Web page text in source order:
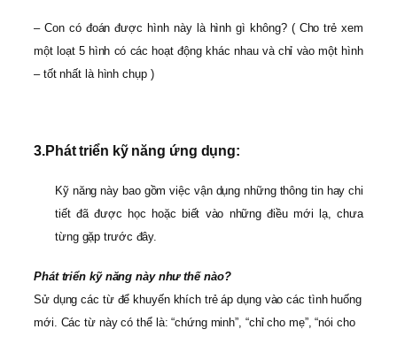
– Con có đoán được hình này là hình gì không? ( Cho trẻ xem
một loạt 5 hình có các hoạt động khác nhau và chỉ vào một hình
– tốt nhất là hình chụp )
3.Phát triển kỹ năng ứng dụng:
Kỹ năng này bao gồm việc vận dụng những thông tin hay chi
tiết đã được học hoặc biết vào những điều mới lạ, chưa
từng gặp trước đây.
Phát triển kỹ năng này như thế nào?
Sử dụng các từ để khuyến khích trẻ áp dụng vào các tình huống
mới. Các từ này có thể là: “chứng minh”, “chỉ cho mẹ”, “nói cho